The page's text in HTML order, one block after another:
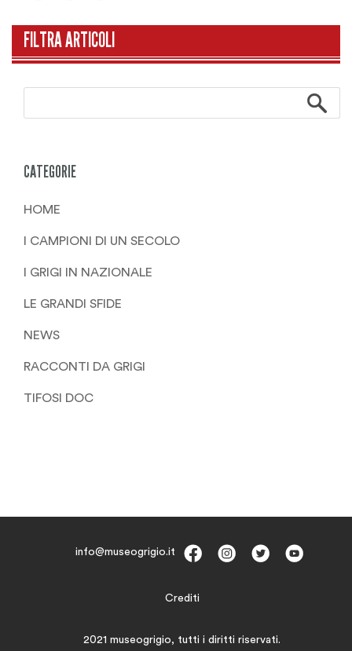
FILTRA ARTICOLI
CATEGORIE
HOME
I CAMPIONI DI UN SECOLO
I GRIGI IN NAZIONALE
LE GRANDI SFIDE
NEWS
RACCONTI DA GRIGI
TIFOSI DOC
info@museogrigio.it
Crediti
2021 museogrigio, tutti i diritti riservati.